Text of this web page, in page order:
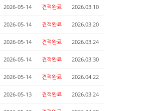
2026-05-14 견적완료 2026.03.10
2026-05-14 견적완료 2026.03.20
2026-05-14 견적완료 2026.03.24
2026-05-14 견적완료 2026.03.30
2026-05-14 견적완료 2026.04.22
2026-05-13 견적완료 2026.03.24